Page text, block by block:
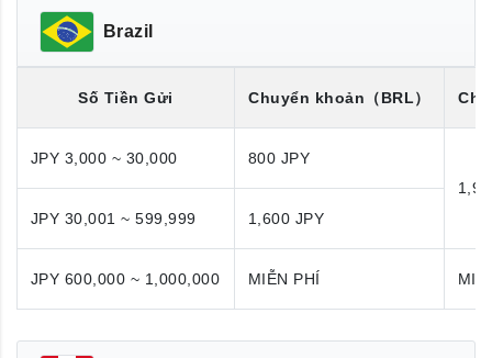
Brazil
Số Tiền Gửi Chuyển khoản （BRL）
JPY 3,000 ~ 30,000
800 JPY
JPY 30,001 ~ 599,999
1,600 JPY
JPY 600,000 ~ 1,000,000 MIỄN PHÍ